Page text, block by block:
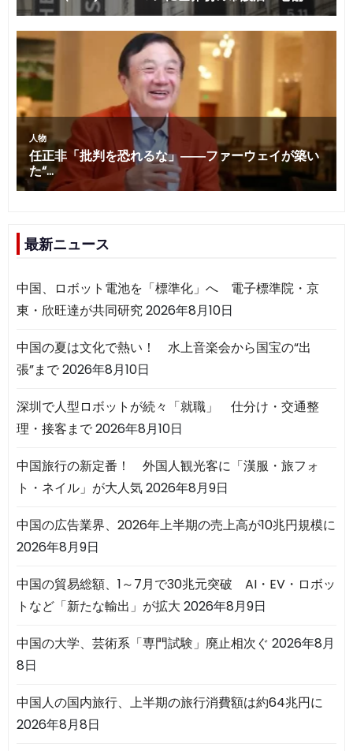
最新ニュース
中国、ロボット電池を「標準化」へ 電子標準院・京
東・欣旺達が共同研究2026年8月10日
中国の夏は文化で熱い！ 水上音楽会から国宝の“出
張”まで2026年8月10日
深圳で人型ロボットが続々「就職」 仕分け・交通整
理・接客まで2026年8月10日
中国旅行の新定番！ 外国人観光客に「漢服・旅フォ
ト・ネイル」が大人気2026年8月9日
中国の広告業界、2026年上半期の売上高が10兆円規模に
2026年8月9日
中国の貿易総額、1～7月で30兆元突破 AI・EV・ロボッ
トなど「新たな輸出」が拡大 2026年8月9日
中国の大学、芸術系「専門試験」廃止相次ぐ 2026年8月
8日
中国人の国内旅行、上半期の旅行消費額は約64兆円に
2026年8月8日